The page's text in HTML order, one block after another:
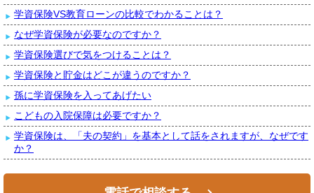
学資保険VS教育ローンの比較でわかることは？
なぜ学資保険が必要なのですか？
学資保険選びで気をつけることは？
学資保険と貯金はどこが違うのですか？
孫に学資保険を入ってあげたい
こどもの入院保障は必要ですか？
学資保険は、「夫の契約」を基本として話をされますが、なぜです
か？